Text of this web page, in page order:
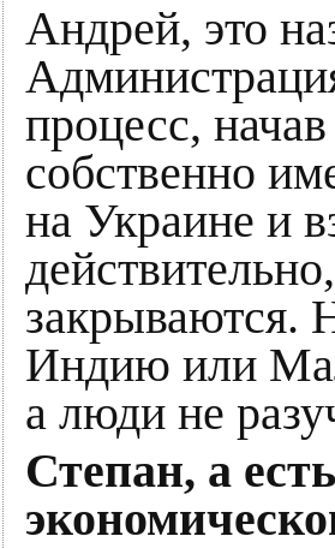
Андрей, это
процесс,
собственно
на Украине и
закрываются.
Индию или
а люди не
Степан, а